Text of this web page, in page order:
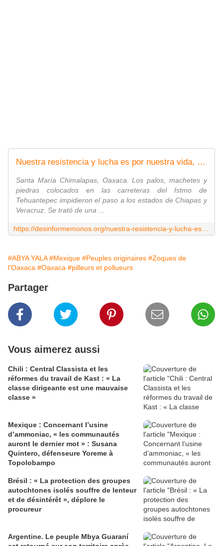
Nuestra resistencia y lucha es por nuestra vida, recalcan zoques de Los Chimalapas
Santa María Chimalapas, Oaxaca. Los palos, machetes y
piedras colocados en las carreteras del Istmo de
Tehuantepec impidieron el paso a los estados de Chiapas y
Veracruz. Se trató de una ...
#ABYA YALA #Mexique #Peuples originaires #Zoques de
l'Oaxaca #Oaxaca #pilleurs et pollueurs
Partager
Vous aimerez aussi
Chili : Central Classista et les
réformes du travail de Kast : « La
classe dirigeante est une mauvaise
classe »
Mexique : Concernant l’usine
d’ammoniac, « les communautés
auront le dernier mot » : Susana
Quintero, défenseure Yoreme à
Topolobampo
Brésil : « La protection des groupes
autochtones isolés souffre de lenteur
et de désintérêt », déplore le
procureur
Argentine. Le peuple Mbya Guaraní